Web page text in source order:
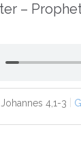
–
Johannes 4,1-3